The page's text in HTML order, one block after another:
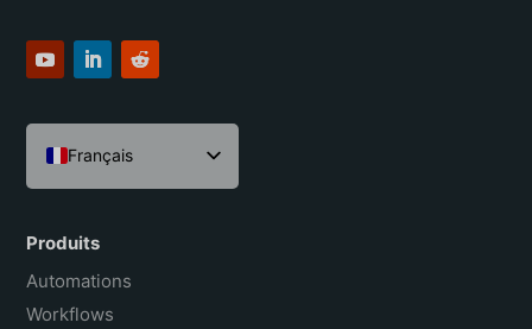
Français
English
Español
Português do Brasil
Produits
Automations
Workflows